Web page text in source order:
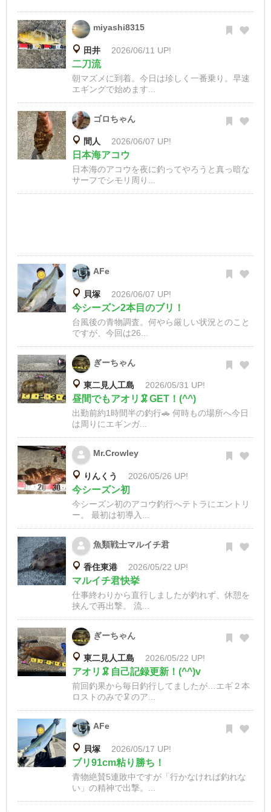
miyashi8315
田井 2026/06/11 UP!
二刀流
朝マズメに到着。今日は珍しく一番乗り。早速
エギングで始めます...
ゴロちゃん
間人 2026/06/07 UP!
日本海アコウ
日本海のアコウを夜に釣ってやろうと真っ暗な
サーフでシモリ周り...
AFe
貝塚 2026/06/07 UP!
今シーズン2本目のブリ！
台風後の青物調査。何やら厳しい状況とのこと
ですが、今回は26...
ぎーちゃん
東二見人工島 2026/05/31 UP!
昼間でもアオリ🦑GET！(^^)
出勤前約1時間半の釣行🚗 何時もの場所へ今日
は周りにエギンガ...
Mr.Crowley
りんくう 2026/05/26 UP!
今シーズン初
今シーズン初のアコウ釣行へテトラにエントリ
ー。 最初は初導入...
魚類戦士マルイチ君
香住東港 2026/05/22 UP!
マルイチ君快挙
仕事終わりから直行しましたが釣れず、休憩を
挟んで再出撃。 流...
ぎーちゃん
東二見人工島 2026/05/22 UP!
アオリ🦑自己記録更新！(^^)v
前回釣果から毎日釣行してましたが…エギ２本
ロストのみで🦑のア...
AFe
貝塚 2026/05/17 UP!
ブリ91cm粘り勝ち！
青物絶賛5連敗中ですが「行かなければ釣れな
い」の精神で出撃。...